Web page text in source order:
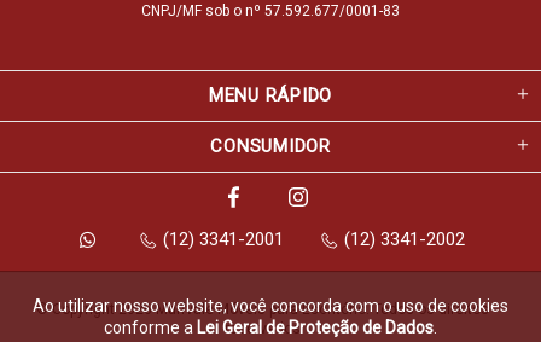
CNPJ/MF sob o nº 57.592.677/0001-83
MENU RÁPIDO
CONSUMIDOR
(12) 3341-2001 (12) 3341-2002
© Copyright 2026 Marfvale Móveis para Escritório. Todos os direitos
reservados.
Ao utilizar nosso website, você concorda com o uso de cookies
conforme a Lei Geral de Proteção de Dados